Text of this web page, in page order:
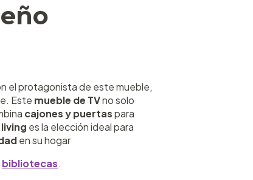
el protagonista de este mueble,
Este mueble de TVno solo
cajones y puertaspara
es la elección ideal para
en su hogar
bibliotecas.